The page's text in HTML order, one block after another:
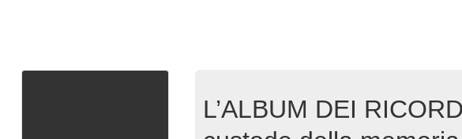
L’ALBUM DEI